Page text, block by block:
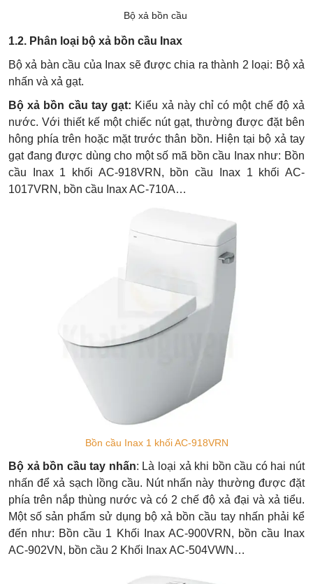
Bộ xả bồn cầu
1.2. Phân loại bộ xả bồn cầu Inax
Bộ xả bàn cầu của Inax sẽ được chia ra thành 2 loại: Bộ xả
nhấn và xả gạt.
Bộ xả bồn cầu tay gạt: Kiểu xả này chỉ có một chế độ xả
nước. Với thiết kế một chiếc nút gạt, thường được đặt bên
hông phía trên hoặc mặt trước thân bồn. Hiện tại bộ xả tay
gạt đang được dùng cho một số mã bồn cầu Inax như: Bồn
cầu Inax 1 khối AC-918VRN, bồn cầu Inax 1 khối AC-
1017VRN, bồn cầu Inax AC-710A…
Bồn cầu Inax 1 khối AC-918VRN
Bộ xả bồn cầu tay nhấn: Là loại xả khi bồn cầu có hai nút
nhấn để xả sạch lồng cầu. Nút nhấn này thường được đặt
phía trên nắp thùng nước và có 2 chế độ xả đại và xả tiểu.
Một số sản phẩm sử dụng bộ xả bồn cầu tay nhấn phải kể
đến như: Bồn cầu 1 Khối Inax AC-900VRN, bồn cầu Inax
AC-902VN, bồn cầu 2 Khối Inax AC-504VWN…